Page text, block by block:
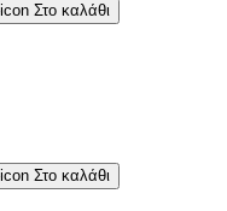
Στο καλάθι
Στο καλάθι